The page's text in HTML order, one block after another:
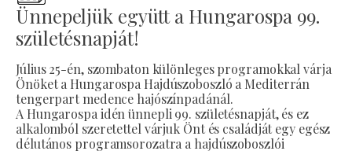
Ünnepeljük együtt a Hungarospa 99.
születésnapját!
Július 25-én, szombaton különleges programokkal várja
Önöket a Hungarospa Hajdúszoboszló a Mediterrán
tengerpart medence hajószínpadánál.
A Hungarospa idén ünnepli 99. születésnapját, és ez
alkalomból szeretettel várjuk Önt és családját egy egész
délutános programsorozatra a hajdúszoboszlói